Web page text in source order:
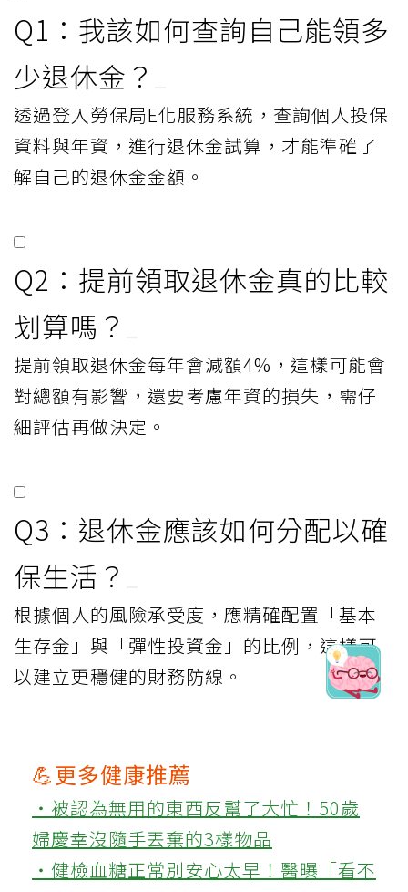
Q1：我該如何查詢自己能領多
少退休金？
透過登入勞保局E化服務系統，查詢個人投保
資料與年資，進行退休金試算，才能準確了
解自己的退休金金額。
Q2：提前領取退休金真的比較
划算嗎？
提前領取退休金每年會減額4%，這樣可能會
對總額有影響，還要考慮年資的損失，需仔
細評估再做決定。
Q3：退休金應該如何分配以確
保生活？
根據個人的風險承受度，應精確配置「基本
生存金」與「彈性投資金」的比例，這樣可
以建立更穩健的財務防線。
💪更多健康推薦
‧被認為無用的東西反幫了大忙！50歲
婦慶幸沒隨手丟棄的3樣物品
‧健檢血糖正常別安心太早！醫曝「看不